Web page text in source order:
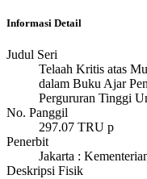
Informasi Detail
Judul Seri
Telaah Kritis atas
dalam Buku Ajar
Pergururan Tinggi
No. Panggil
297.07 TRU p
Penerbit
Jakarta :
Deskripsi Fisik